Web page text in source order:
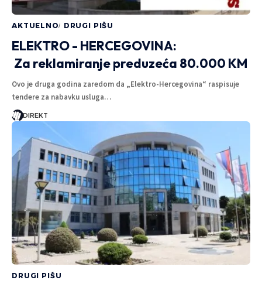
AKTUELNO DRUGI PIŠU
ELEKTRO - HERCEGOVINA:
Za reklamiranje preduzeća 80.000 KM
Ovo je druga godina zaredom da „Elektro-Hercegovina“ raspisuje
tendere za nabavku usluga…
DIREKT
DRUGI PIŠU